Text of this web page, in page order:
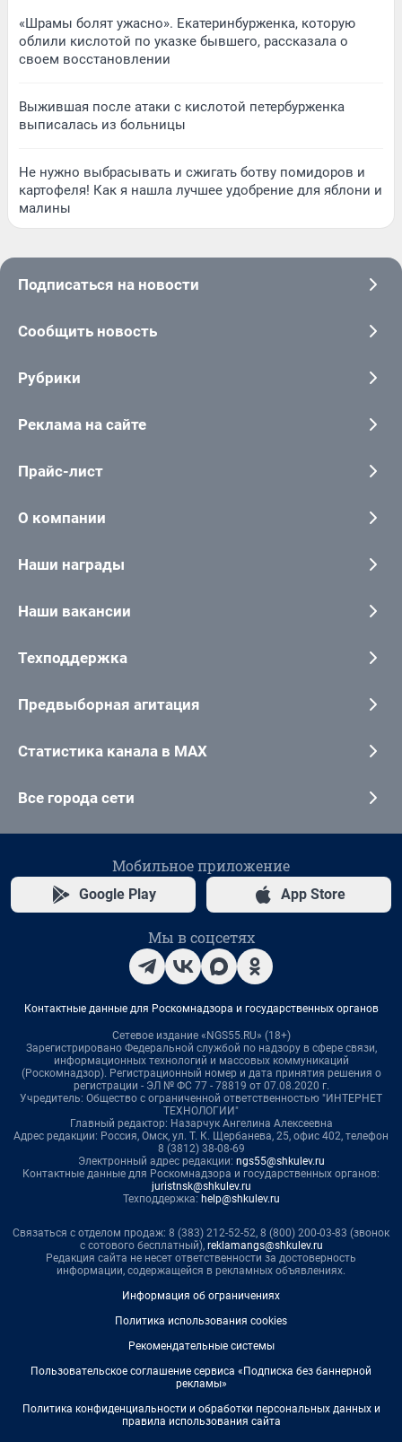
«Шрамы болят ужасно». Екатеринбурженка, которую
облили кислотой по указке бывшего, рассказала о
своем восстановлении
Выжившая после атаки с кислотой петербурженка
выписалась из больницы
Не нужно выбрасывать и сжигать ботву помидоров и
картофеля! Как я нашла лучшее удобрение для яблони и
малины
Подписаться на новости
Сообщить новость
Рубрики
Реклама на сайте
Прайс-лист
О компании
Наши награды
Наши вакансии
Техподдержка
Предвыборная агитация
Статистика канала в MAX
Все города сети
Мобильное приложение
Google Play App Store
Мы в соцсетях
Контактные данные для Роскомнадзора и государственных органов
Сетевое издание «NGS55.RU» (18+)
Зарегистрировано Федеральной службой по надзору в сфере связи,
информационных технологий и массовых коммуникаций
(Роскомнадзор). Регистрационный номер и дата принятия решения о
регистрации - ЭЛ № ФС 77 - 78819 от 07.08.2020 г.
Учредитель: Общество с ограниченной ответственностью "ИНТЕРНЕТ
ТЕХНОЛОГИИ"
Главный редактор: Назарчук Ангелина Алексеевна
Адрес редакции: Россия, Омск, ул. Т. К. Щербанева, 25, офис 402, телефон
8 (3812) 38-08-69
Электронный адрес редакции: ngs55@shkulev.ru
Контактные данные для Роскомнадзора и государственных органов:
juristnsk@shkulev.ru
Техподдержка: help@shkulev.ru
Связаться с отделом продаж: 8 (383) 212-52-52, 8 (800) 200-03-83 (звонок
с сотового бесплатный), reklamangs@shkulev.ru
Редакция сайта не несет ответственности за достоверность
информации, содержащейся в рекламных объявлениях.
Информация об ограничениях
Политика использования cookies
Рекомендательные системы
Пользовательское соглашение сервиса «Подписка без баннерной
рекламы»
Политика конфиденциальности и обработки персональных данных и
правила использования сайта